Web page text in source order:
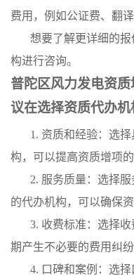
费用，例如公证费、翻译
想要了解更详细的
构进行咨询。
普陀区风力发电资
议在选择资质代办机
1. 资质和经验：选
构，可以提高资质增项的
2. 服务质量：选择
的代办机构，可以确保
3. 收费标准：选择
期产生不必要的费用纠纷
4. 口碑和案例：选择